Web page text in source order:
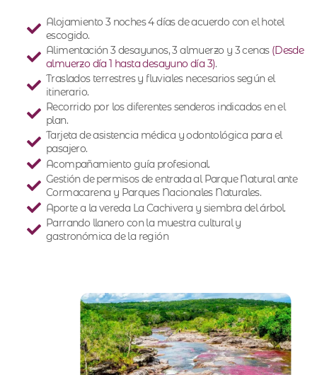
Alojamiento 3 noches 4 días de acuerdo con el hotel
escogido.
Alimentación 3 desayunos, 3 almuerzo y 3 cenas (Desde
almuerzo día 1 hasta desayuno día 3).
Traslados terrestres y fluviales necesarios según el
itinerario.
Recorrido por los diferentes senderos indicados en el
plan.
Tarjeta de asistencia médica y odontológica para el
pasajero.
Acompañamiento guía profesional.
Gestión de permisos de entrada al Parque Natural ante
Cormacarena y Parques Nacionales Naturales.
Aporte a la vereda La Cachivera y siembra del árbol.
Parrando llanero con la muestra cultural y
gastronómica de la región